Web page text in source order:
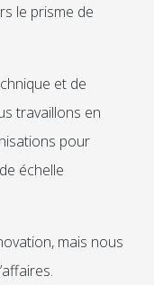
le prisme de
et de
travaillons en
pour
échelle
mais nous